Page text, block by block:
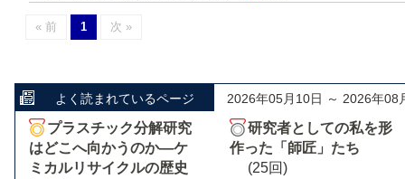
« 前 1 次 »
よく読まれているページ 2026年05月10日 ～ 2026年08
プラスチック分解研究
はどこへ向かうのか―ケ
ミカルリサイクルの歴史
研究者としての私を形
作った「師匠」たち
(25回)